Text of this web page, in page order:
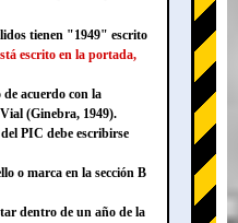
tienen "1949" escrito
escrito en la portada,
acuerdo con la
(Ginebra, 1949).
PIC debe escribirse
o marca en la sección B
dentro de un año de la